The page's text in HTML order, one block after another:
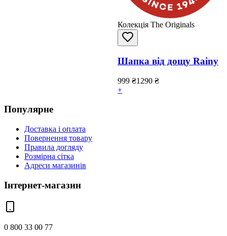
Колекція The Originals
Шапка від дощу Rainy
999 ₴1290 ₴
+
Популярне
Доставка і оплата
Повернення товару
Правила догляду
Розмірна сітка
Адреси магазинів
Інтернет-магазин
0 800 33 00 77